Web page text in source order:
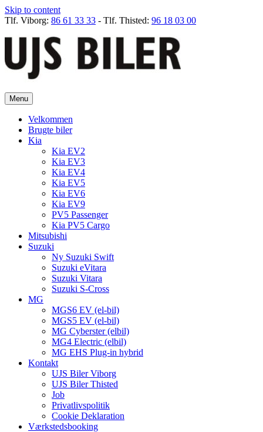
Skip to content
Tlf. Viborg: 86 61 33 33 - Tlf. Thisted: 96 18 03 00
Menu
Velkommen
Brugte biler
Kia
Kia EV2
Kia EV3
Kia EV4
Kia EV5
Kia EV6
Kia EV9
PV5 Passenger
Kia PV5 Cargo
Mitsubishi
Suzuki
Ny Suzuki Swift
Suzuki eVitara
Suzuki Vitara
Suzuki S-Cross
MG
MGS6 EV (el-bil)
MGS5 EV (el-bil)
MG Cyberster (elbil)
MG4 Electric (elbil)
MG EHS Plug-in hybrid
Kontakt
UJS Biler Viborg
UJS Biler Thisted
Job
Privatlivspolitik
Cookie Deklaration
Værkstedsbooking